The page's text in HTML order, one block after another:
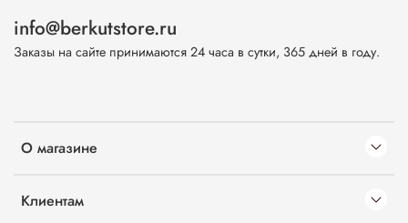
О магазине
Клиентам
info@berkutstore.ru
Заказы на сайте принимаются 24 часа в сутки, 365 дней в году.